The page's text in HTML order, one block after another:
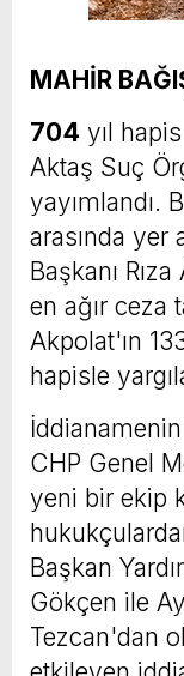
MAHİR
704 yıl
Aktaş Suç
yayımlandı.
arasında yer
Başkanı
en ağır ceza
Akpolat'ın
hapisle
İddianamenin
CHP Genel
yeni bir ekip
Başkan
Gökçen ile
Tezcan'dan